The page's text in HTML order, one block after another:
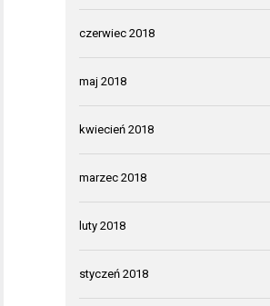
czerwiec 2018
maj 2018
kwiecień 2018
marzec 2018
luty 2018
styczeń 2018